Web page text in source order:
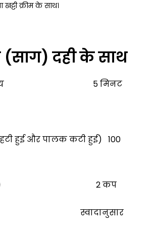
क्रीम के साथ।
दही के साथ
समय 5 मिनट
हुई और पालक कटी हुई) 100
हुआ) 2 कप